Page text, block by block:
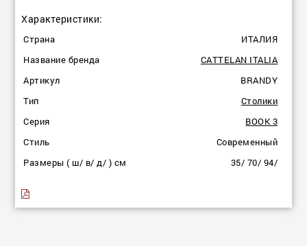
Характеристики:
Страна
ИТАЛИЯ
Название бренда
CATTELAN ITALIA
Артикул
BRANDY
Тип
Столики
Серия
BOOK 3
Стиль
Современный
Размеры ( ш/ в/ д/ ) см
35/ 70/ 94/